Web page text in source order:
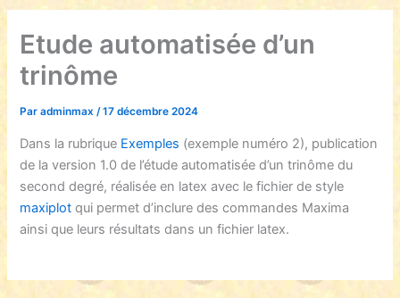
Etude automatisée d’un
trinôme
Paradminmax/17 décembre 2024
Dans la rubrique Exemples (exemple numéro 2), publication
de la version 1.0 de l’étude automatisée d’un trinôme du
second degré, réalisée en latex avec le fichier de style
maxiplot qui permet d’inclure des commandes Maxima
ainsi que leurs résultats dans un fichier latex.